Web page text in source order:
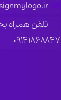
تلفن
۰۹۱۴۱۸۶۸۸۴۷